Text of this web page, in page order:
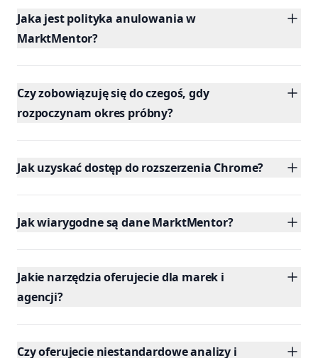
Jaka jest polityka anulowania w
MarktMentor?
Czy zobowiązuję się do czegoś, gdy
rozpoczynam okres próbny?
Jak uzyskać dostęp do rozszerzenia Chrome?
Jak wiarygodne są dane MarktMentor?
Jakie narzędzia oferujecie dla marek i
agencji?
Czy oferujecie niestandardowe analizy i